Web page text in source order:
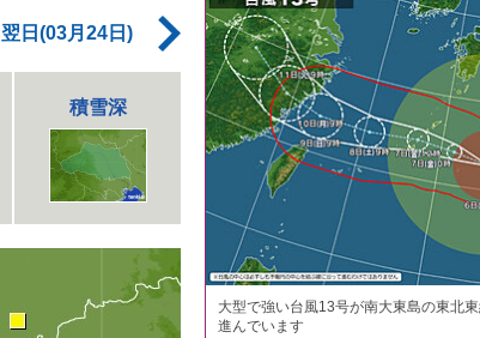
翌日(03月24日)
積雪深
大型で強い台風13号が南大東島の東北
進んでいます